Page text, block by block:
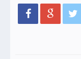
  